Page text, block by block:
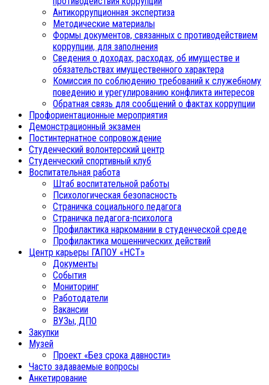
Антикоррупционная экспертиза
Методические материалы
Формы документов, связанных с противодействием
коррупции, для заполнения
Сведения о доходах, расходах, об имуществе и
обязательствах имущественного характера
Комиссия по соблюдению требований к служебному
поведению и урегулированию конфликта интересов
Обратная связь для сообщений о фактах коррупции
Профориентационные мероприятия
Демонстрационный экзамен
Постинтернатное сопровождение
Студенческий волонтерский центр
Студенческий спортивный клуб
Воспитательная работа
Штаб воспитательной работы
Психологическая безопасность
Страничка социального педагога
Страничка педагога-психолога
Профилактика наркомании в студенческой среде
Профилактика мошеннических действий
Центр карьеры ГАПОУ «НСТ»
Документы
События
Мониторинг
Работодатели
Вакансии
ВУЗы, ДПО
Закупки
Музей
Проект «Без срока давности»
Часто задаваемые вопросы
Анкетирование